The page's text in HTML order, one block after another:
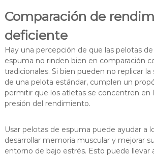
Comparación de
deficiente
Hay una percepción de que las pelotas
espuma no rinden bien en comparación
tradicionales. Si bien pueden no replicar la
de una pelota estándar, cumplen un
permitir que los atletas se concentren en
presión del rendimiento.
Usar pelotas de espuma puede ayudar a
desarrollar memoria muscular y mejorar
entorno de bajo estrés. Esto puede llevar